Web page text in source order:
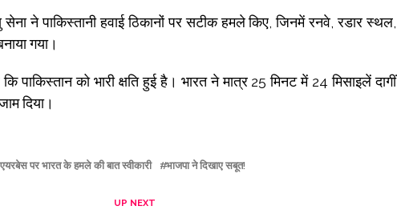
सेना ने पाकिस्तानी हवाई ठिकानों पर सटीक हमले किए, जिनमें रनवे, रडार स्थल,
गया।
पाकिस्तान को भारी क्षति हुई है। भारत ने मात्र 25 मिनट में 24 मिसाइलें दागीं
दिया।
पर भारत के हमले की बात स्वीकारी भाजपा ने दिखाए सबूत!
UP NEXT